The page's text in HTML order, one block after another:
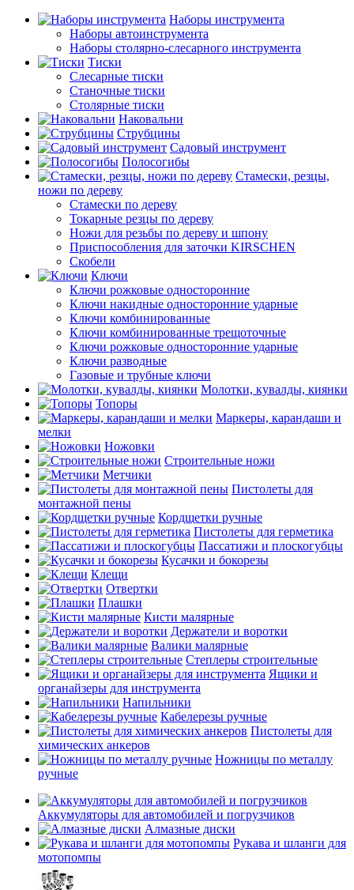
Наборы инструмента
Наборы автоинструмента
Наборы столярно-слесарного инструмента
Тиски
Слесарные тиски
Станочные тиски
Столярные тиски
Наковальни
Струбцины
Садовый инструмент
Полосогибы
Стамески, резцы,
ножи по дереву
Стамески по дереву
Токарные резцы по дереву
Ножи для резьбы по дереву и шпону
Приспособления для заточки KIRSCHEN
Скобели
Ключи
Ключи рожковые односторонние
Ключи накидные односторонние ударные
Ключи комбинированные
Ключи комбинированные трещоточные
Ключи рожковые односторонние ударные
Ключи разводные
Газовые и трубные ключи
Молотки, кувалды, киянки
Топоры
Маркеры, карандаши и
мелки
Ножовки
Строительные ножи
Метчики
Пистолеты для
монтажной пены
Кордщетки ручные
Пистолеты для герметика
Пассатижи и плоскогубцы
Кусачки и бокорезы
Клещи
Отвертки
Плашки
Кисти малярные
Держатели и воротки
Валики малярные
Степлеры строительные
Ящики и
органайзеры для инструмента
Напильники
Кабелерезы ручные
Пистолеты для
химических анкеров
Ножницы по металлу
ручные
Аккумуляторы для автомобилей и погрузчиков
Алмазные диски
Рукава и шланги для
мотопомпы